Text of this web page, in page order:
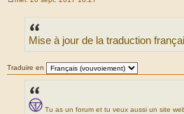
Mise à jour de la traduction
Traduire en
Tu as un forum et tu veux aussi un site